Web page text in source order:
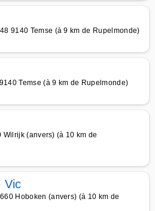
9140 Temse (à 9 km de Rupelmonde)
Temse (à 9 km de Rupelmonde)
Wilrijk (anvers) (à 10 km de
Vic
Hoboken (anvers) (à 10 km de